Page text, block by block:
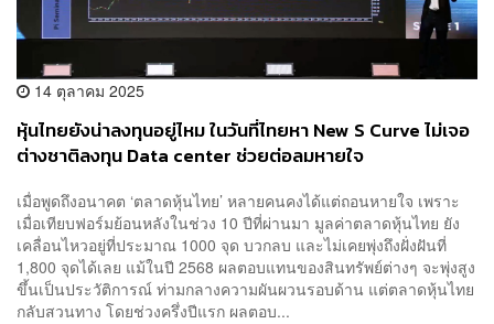
14 ตุลาคม 2025
หุ้นไทยยังน่าลงทุนอยู่ไหม ในวันที่ไทยหา New S Curve ไม่เจอ
ต่างชาติลงทุน Data center ช่วยต่อลมหายใจ
เมื่อพูดถึงอนาคต ‘ตลาดหุ้นไทย’ หลายคนคงได้แต่ถอนหายใจ เพราะ
เมื่อเทียบฟอร์มย้อนหลังในช่วง 10 ปีที่ผ่านมา มูลค่าตลาดหุ้นไทย ยัง
เคลื่อนไหวอยู่ที่ประมาณ 1000 จุด บวกลบ และไม่เคยพุ่งถึงฝั่งฝันที่
1,800 จุดได้เลย แม้ในปี 2568 ผลตอบแทนของสินทรัพย์ต่างๆ จะพุ่งสูง
ขึ้นเป็นประวัติการณ์ ท่ามกลางความผันผวนรอบด้าน แต่ตลาดหุ้นไทย
กลับสวนทาง โดยช่วงครึ่งปีแรก ผลตอบ...